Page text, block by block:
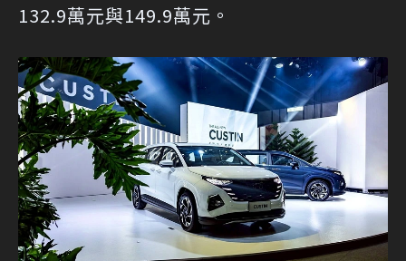
132.9萬元與149.9萬元。